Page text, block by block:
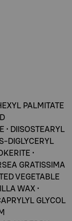
PALMITATE
• DIISOSTEARYL
DIGLYCERYL
•
GRATISSIMA
VEGETABLE
WAX •
GLYCOL